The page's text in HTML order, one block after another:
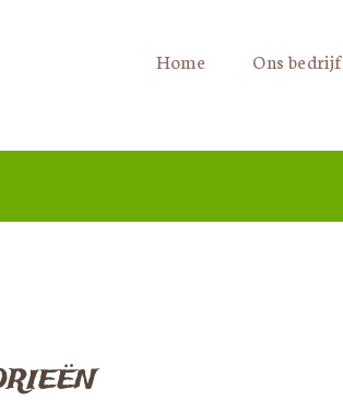
Home Ons bedrijf